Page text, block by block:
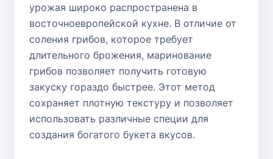
урожая широко распространена в
восточноевропейской кухне. В отличие от
соления грибов, которое требует
длительного брожения, маринование
грибов позволяет получить готовую
закуску гораздо быстрее. Этот метод
сохраняет плотную текстуру и позволяет
использовать различные специи для
создания богатого букета вкусов.